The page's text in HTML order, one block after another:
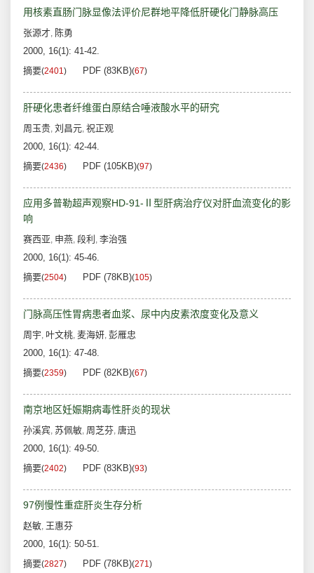
用核素直肠门脉显像法评价尼群地平降低肝硬化门静脉高压
张源才, 陈勇
2000, 16(1): 41-42.
摘要(2401) PDF (83KB)(67)
肝硬化患者纤维蛋白原结合唾液酸水平的研究
周玉贵, 刘昌元, 祝正观
2000, 16(1): 42-44.
摘要(2436) PDF (105KB)(97)
应用多普勒超声观察HD-91-Ⅱ型肝病治疗仪对肝血流变化的影
响
赛西亚, 申燕, 段利 , 李治强
2000, 16(1): 45-46.
摘要(2504) PDF (78KB)(105)
门脉高压性胃病患者血浆、尿中内皮素浓度变化及意义
周宇, 叶文桃, 麦海妍, 彭雁忠
2000, 16(1): 47-48.
摘要(2359) PDF (82KB)(67)
南京地区妊娠期病毒性肝炎的现状
孙溪宾, 苏佩敏, 周芝芬, 唐迅
2000, 16(1): 49-50.
摘要(2402) PDF (83KB)(93)
97例慢性重症肝炎生存分析
赵敏, 王惠芬
2000, 16(1): 50-51.
摘要(2827) PDF (78KB)(271)